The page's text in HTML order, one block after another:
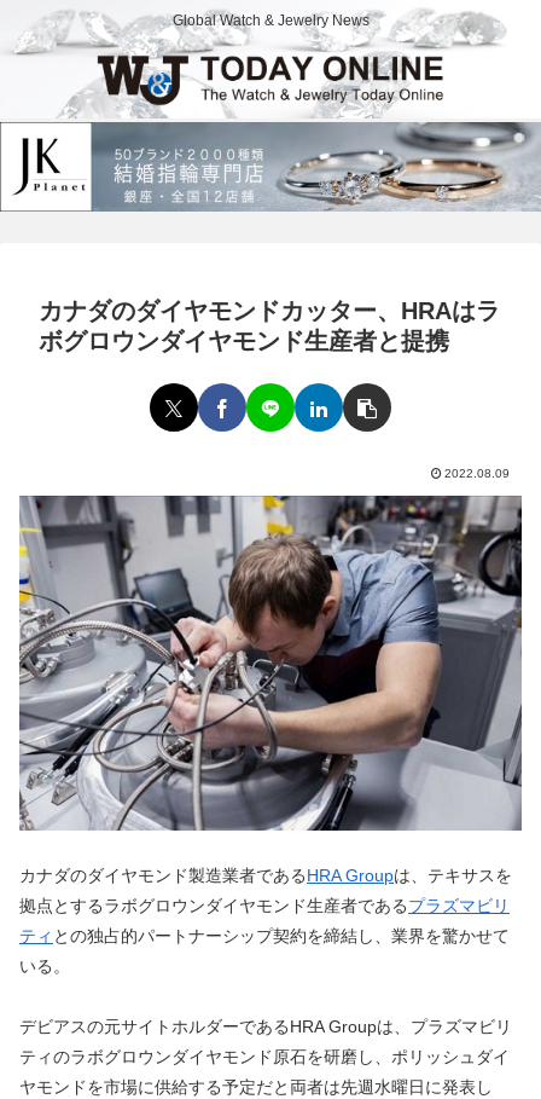
Global Watch & Jewelry News
カナダのダイヤモンドカッター、HRAはラ
ボグロウンダイヤモンド生産者と提携
2022.08.09
カナダのダイヤモンド製造業者であるHRA Groupは、テキサスを
拠点とするラボグロウンダイヤモンド生産者であるプラズマビリ
ティ との独占的パートナーシップ契約を締結し、業界を驚かせて
いる。
デビアスの元サイトホルダーであるHRA Groupは、プラズマビリ
ティのラボグロウンダイヤモンド原石を研磨し、ポリッシュダイ
ヤモンドを市場に供給する予定だと両者は先週水曜日に発表し